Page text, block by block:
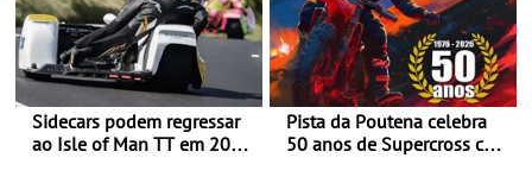
Sidecars podem regressar
ao Isle of Man TT em 2027
Pista da Poutena celebra
50 anos de Supercross com